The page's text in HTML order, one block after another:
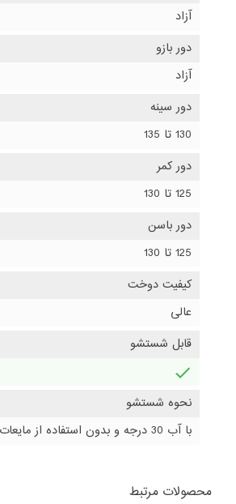
آزاد
دور بازو
آزاد
دور سینه
130 تا 135
دور کمر
125 تا 130
دور باسن
125 تا 130
کیفیت دوخت
عالی
قابل شستشو
نحوه شستشو
با آب 30 درجه و بدون استفاده از مایعات سفیدکننده
محصولات مرتبط